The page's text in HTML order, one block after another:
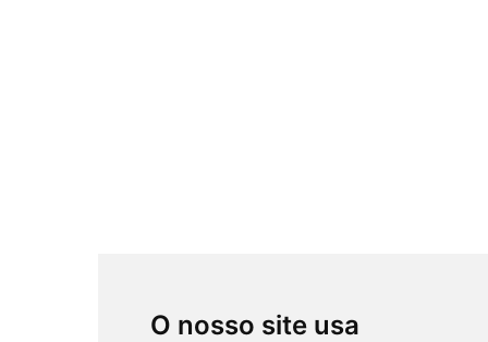
O nosso site usa